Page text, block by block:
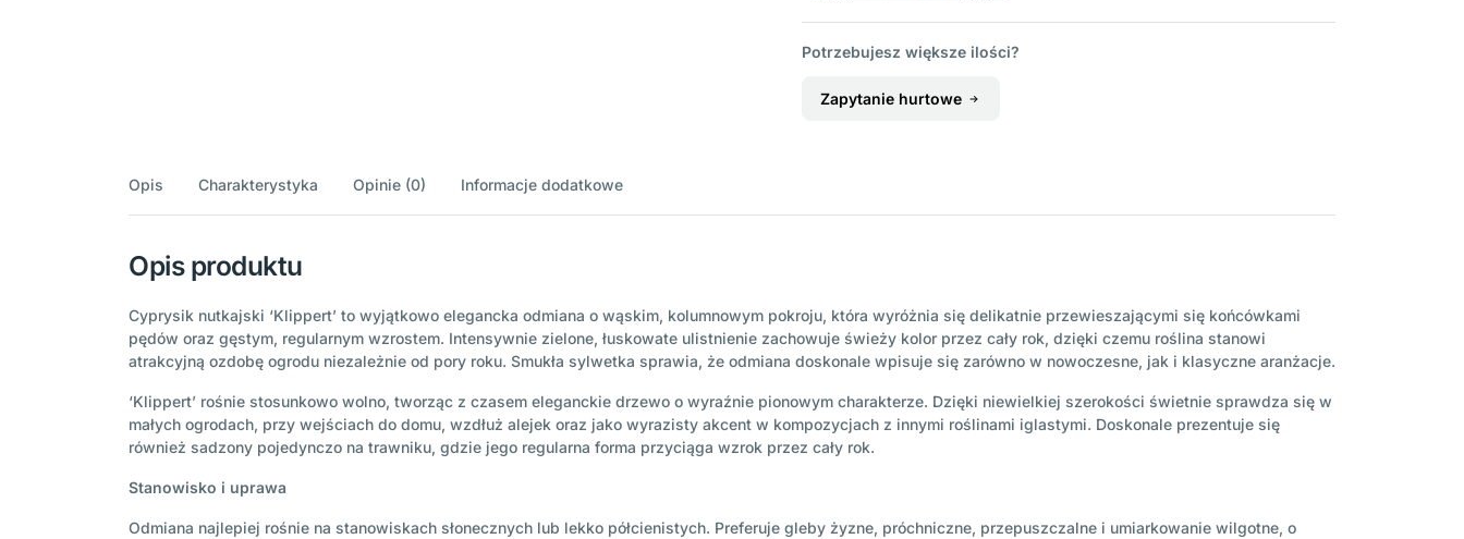
Potrzebujesz większe ilości?
Zapytanie hurtowe
Opis Charakterystyka Opinie (0) Informacje dodatkowe
Opis produktu
Cyprysik nutkajski ‘Klippert’ to wyjątkowo elegancka odmiana o wąskim, kolumnowym pokroju, która wyróżnia się delikatnie przewieszającymi się końcówkami
pędów oraz gęstym, regularnym wzrostem. Intensywnie zielone, łuskowate ulistnienie zachowuje świeży kolor przez cały rok, dzięki czemu roślina stanowi
atrakcyjną ozdobę ogrodu niezależnie od pory roku. Smukła sylwetka sprawia, że odmiana doskonale wpisuje się zarówno w nowoczesne, jak i klasyczne aranżacje.
‘Klippert’ rośnie stosunkowo wolno, tworząc z czasem eleganckie drzewo o wyraźnie pionowym charakterze. Dzięki niewielkiej szerokości świetnie sprawdza się w
małych ogrodach, przy wejściach do domu, wzdłuż alejek oraz jako wyrazisty akcent w kompozycjach z innymi roślinami iglastymi. Doskonale prezentuje się
również sadzony pojedynczo na trawniku, gdzie jego regularna forma przyciąga wzrok przez cały rok.
Stanowisko i uprawa
Odmiana najlepiej rośnie na stanowiskach słonecznych lub lekko półcienistych. Preferuje gleby żyzne, próchniczne, przepuszczalne i umiarkowanie wilgotne, o